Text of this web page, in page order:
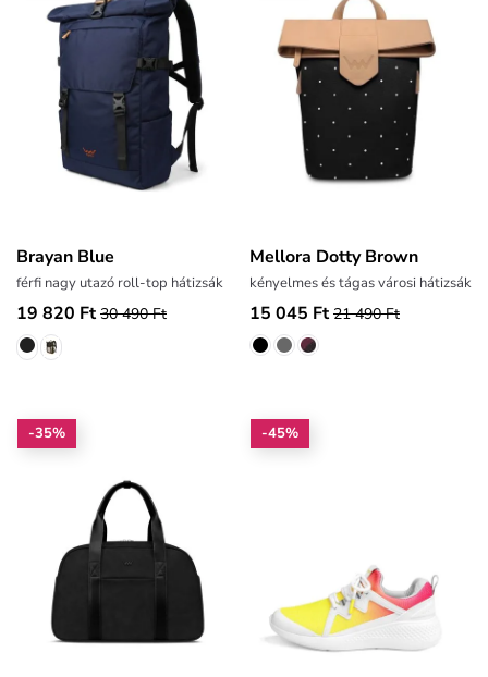
Brayan Blue
férfi nagy utazó roll-top hátizsák
19 820 Ft 30 490 Ft
Mellora Dotty Brown
kényelmes és tágas városi hátizsák
15 045 Ft 21 490 Ft
-35% -45%